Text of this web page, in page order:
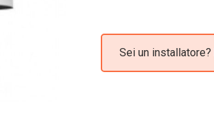
Sei un installatore?